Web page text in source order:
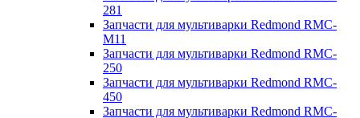
281
Запчасти для мультиварки Redmond RMC-
M11
Запчасти для мультиварки Redmond RMC-
250
Запчасти для мультиварки Redmond RMC-
450
Запчасти для мультиварки Redmond RMC-